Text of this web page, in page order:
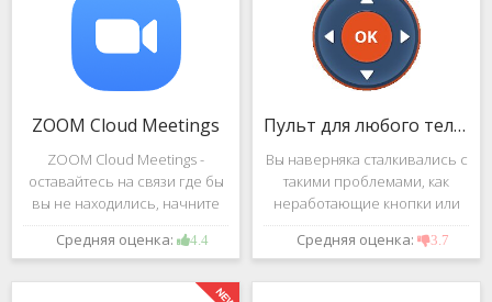
ZOOM Cloud Meetings
ZOOM Cloud Meetings -
оставайтесь на связи где бы
вы не находились, начните
свою или присоединитесь к
видеоконференции с
высококачественным
Средняя оценка: 4.4
Пульт для любого телевизора
Вы наверняка сталкивались с
такими проблемами, как
неработающие кнопки или
разряженные батарейки на
вашем пульте от
Средняя оценка: 3.7